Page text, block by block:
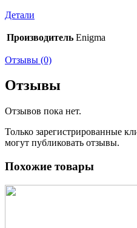
Детали
Производитель Enigma
Отзывы (0)
Отзывы
Отзывов пока нет.
Только зарегистрированные
могут публиковать отзывы.
Похожие товары